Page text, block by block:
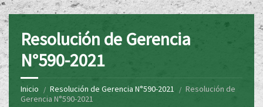
Resolución de Gerencia
N°590-2021
Inicio Resolución de Gerencia N°590-2021
Resolución de
Gerencia N°590-2021